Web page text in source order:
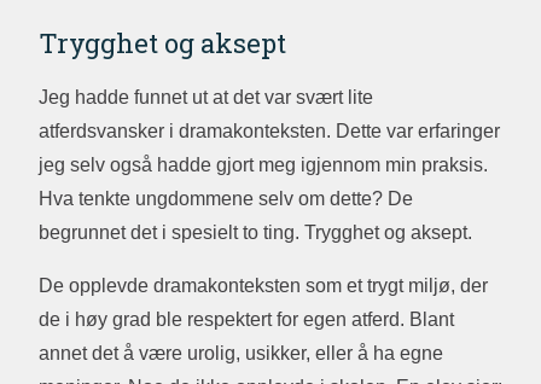
Trygghet og aksept
Jeg hadde funnet ut at det var svært lite
atferdsvansker i dramakonteksten. Dette var erfaringer
jeg selv også hadde gjort meg igjennom min praksis.
Hva tenkte ungdommene selv om dette? De
begrunnet det i spesielt to ting. Trygghet og aksept.
De opplevde dramakonteksten som et trygt miljø, der
de i høy grad ble respektert for egen atferd. Blant
annet det å være urolig, usikker, eller å ha egne